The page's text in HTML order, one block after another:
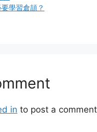
學習倉頡？
in to post a